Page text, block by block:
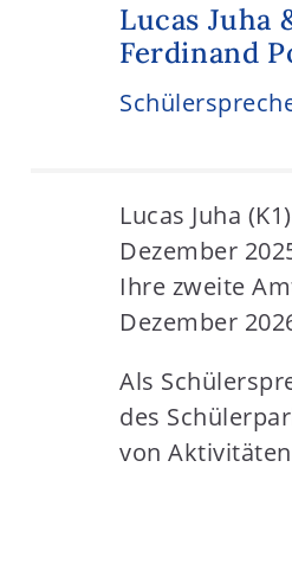
Lucas Juha
Ferdinand
Lucas Juha
Dezember
Ihre zweite
Dezember
Als
des
von